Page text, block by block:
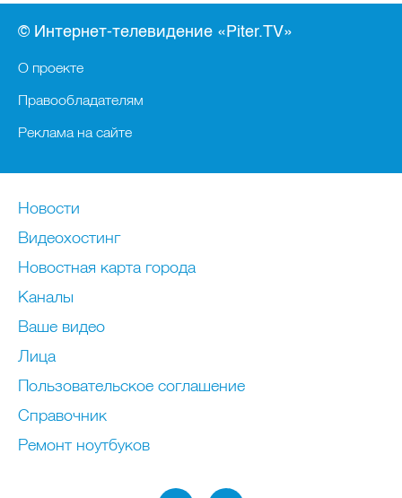
© Интернет-телевидение «Piter.TV»
О проекте
Правообладателям
Реклама на сайте
Новости
Видеохостинг
Новостная карта города
Каналы
Ваше видео
Лица
Пользовательское соглашение
Справочник
Ремонт нoутбуков